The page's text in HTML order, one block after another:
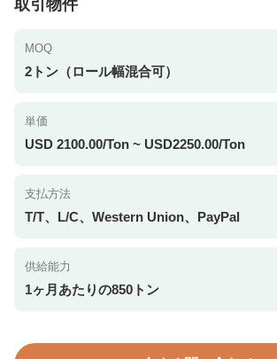
取引物件
MOQ
2トン（ロール幅混合可）
単価
USD 2100.00/Ton ~ USD2250.00/Ton
支払方法
T/T、L/C、Western Union、PayPal
供給能力
1ヶ月あたりの850トン